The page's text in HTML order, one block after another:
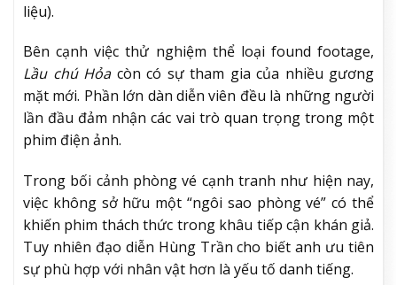
liệu).
Bên cạnh việc thử nghiệm thể loại found footage,
Lầu chú Hỏacòn có sự tham gia của nhiều gương
mặt mới. Phần lớn dàn diễn viên đều là những người
lần đầu đảm nhận các vai trò quan trọng trong một
phim điện ảnh.
Trong bối cảnh phòng vé cạnh tranh như hiện nay,
việc không sở hữu một “ngôi sao phòng vé” có thể
khiến phim thách thức trong khâu tiếp cận khán giả.
Tuy nhiên đạo diễn Hùng Trần cho biết anh ưu tiên
sự phù hợp với nhân vật hơn là yếu tố danh tiếng.